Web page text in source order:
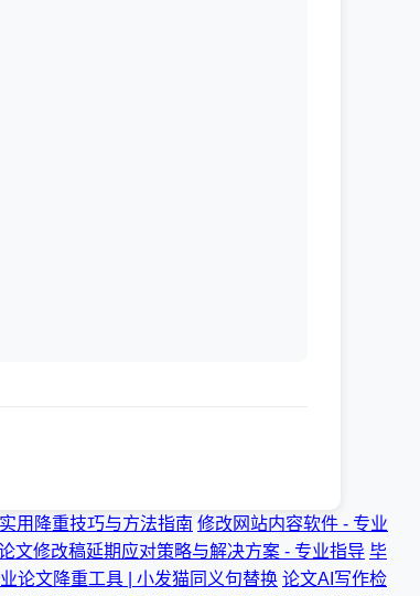
用降重技巧与方法指南 修改网站内容软件 - 专业
文修改稿延期应对策略与解决方案 - 专业指导 毕
论文降重工具 | 小发猫同义句替换 论文AI写作检